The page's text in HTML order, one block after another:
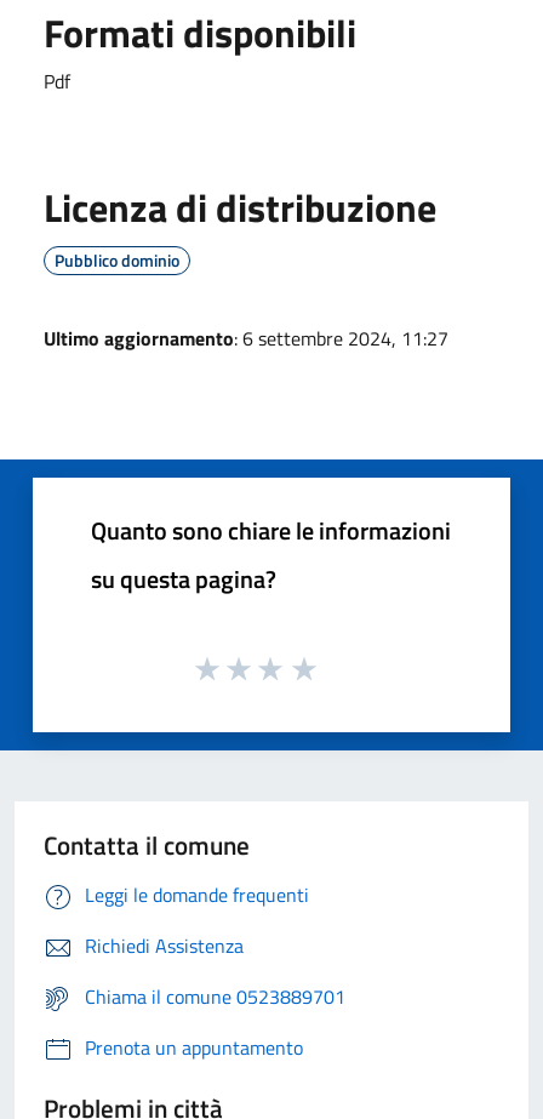
Formati disponibili
Pdf
Licenza di distribuzione
Pubblico dominio
Ultimo aggiornamento: 6 settembre 2024, 11:27
Quanto sono chiare le informazioni
su questa pagina?
Contatta il comune
Leggi le domande frequenti
Richiedi Assistenza
Chiama il comune 0523889701
Prenota un appuntamento
Problemi in città